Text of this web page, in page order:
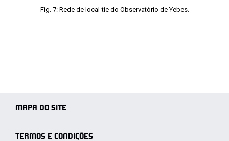
Fig. 7: Rede de local-tie do Observatório de Yebes.
MAPA DO SITE
TERMOS E CONDIÇÕES